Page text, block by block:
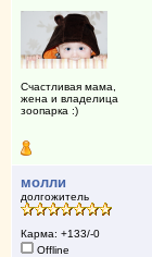
Счастливая мама,
жена и владелица
зоопарка :)
молли
долгожитель
Карма: +133/-0
Offline